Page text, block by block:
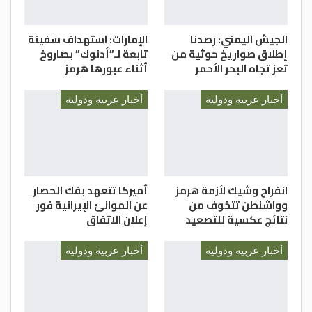
الجيش اليمني: رصدنا
إطلاق صواريخ حوثية من
تعز تجاه البحر الأحمر
الإمارات: استهداف سفينة
تابعة لـ”أدنوك” بصاروخ
أثناء عبورها هرمز
أخبار عربية ودولية
انفراج وشيك لأزمة هرمز
وواشنطن تتخوف من
نتائج عكسية للتصعيد
أخبار عربية ودولية
أميركا تتعهد بفك الحصار
عن الموانئ الإيرانية فور
إعلان الاتفاق
أخبار عربية ودولية أخبار عربية ودولية